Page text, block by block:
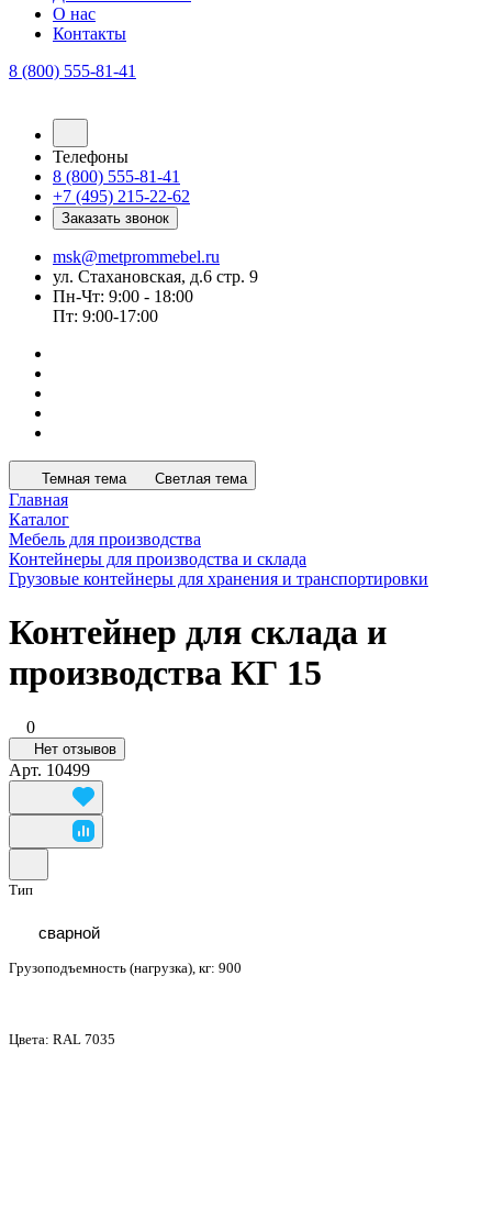
О нас
Контакты
8 (800) 555-81-41
Телефоны
8 (800) 555-81-41
+7 (495) 215-22-62
Заказать звонок
msk@metprommebel.ru
ул. Стахановская, д.6 стр. 9
Пн-Чт: 9:00 - 18:00
Пт: 9:00-17:00
Темная тема Светлая тема
Главная
Каталог
Мебель для производства
Контейнеры для производства и склада
Грузовые контейнеры для хранения и транспортировки
Контейнер для склада и
производства КГ 15
0
Нет отзывов
Арт. 10499
Тип
сварной
Грузоподъемность (нагрузка), кг: 900
Цвета: RAL 7035